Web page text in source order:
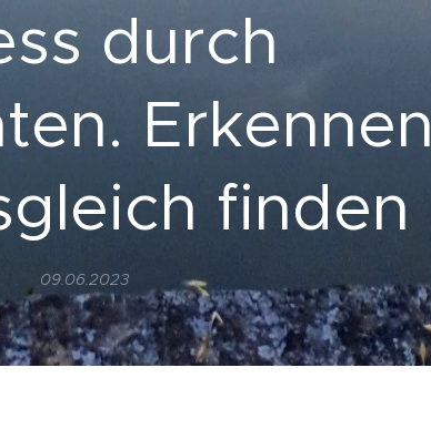
durch
Erkennen
finden
09.06.2023